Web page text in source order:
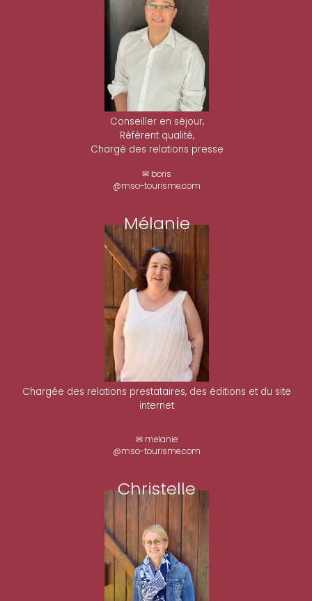
Conseiller en séjour,
Référent qualité,
Chargé des relations presse
✉ boris
@mso-tourisme.com
Mélanie
Chargée des relations prestataires, des éditions et du site
internet
✉ melanie
@mso-tourisme.com
Christelle